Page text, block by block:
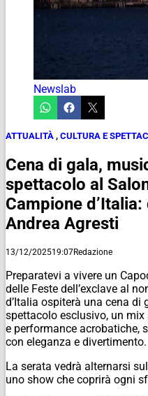
Newslab
ATTUALITÀ , CULTURA E
Cena di gala,
spettacolo al
Campione
Andrea Agresti
13/12/202519:07Redazione
Preparatevi a vivere un
delle Feste dell’exclave al
d’Italia ospiterà una cena
spettacolo esclusivo, un
e performance acrobatiche,
con eleganza e divertimento.
La serata vedrà alternarsi
uno show che coprirà ogni